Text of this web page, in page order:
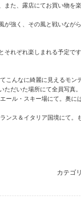
また、露店にてお買い物を
が強く、その風と戦いなが
それぞれ楽しまれる予定で
こんなに綺麗に見えるモン
ただいた場所にて全員写真。
ール・スキー場にて。奥に
ンス＆イタリア国境にて。
カテゴ